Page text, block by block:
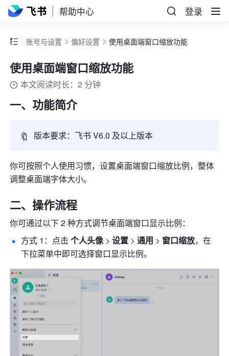
帮助中心 登录
账号与设置 偏好设置 使用桌面端窗口缩放功能
使用桌面端窗口缩放功能
本文阅读时长：2 分钟
一、功能简介
🔖 版本要求： 飞书 V6.0 及以上版本
你可按照个人使用习惯，设置桌面端窗口缩放比例，整体
调整桌面端字体大小。
二、操作流程
你可通过以下 2 种方式调节桌面端窗口显示比例：
方式 1：点击 个人头像 > 设置 > 通用 > 窗口缩放，在
下拉菜单中即可选择窗口显示比例。